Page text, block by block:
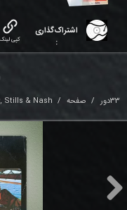
اشتراک‌گذاری
:
کپی لینک
33دور صفحه Stills & Nash